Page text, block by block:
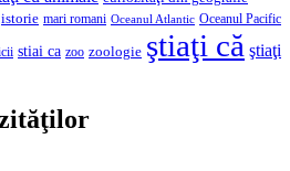
istorie mari romani Oceanul Atlantic Oceanul Pacific
stiai ca zoo zoologie ştiaţi că ştiaţi